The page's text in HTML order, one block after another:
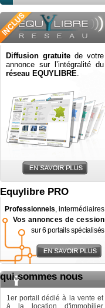
Diffusion gratuite de votre
annonce sur l’intégralité du
réseau EQUYLIBRE.
Equylibre PRO
Professionnels, intermédiaires
Vos annonces de cession
sur 6 portails spécialisés
qui sommes nous
1er portail dédié à la vente et
à la location d'immobilier